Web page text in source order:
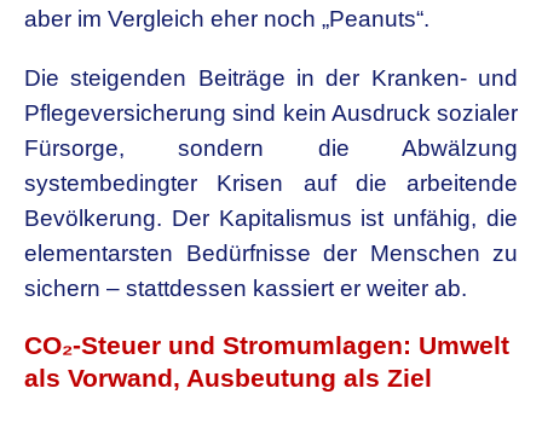
aber im Vergleich eher noch „Peanuts“.
Die steigenden Beiträge in der Kranken- und
Pflegeversicherung sind kein Ausdruck sozialer
Fürsorge, sondern die Abwälzung
systembedingter Krisen auf die arbeitende
Bevölkerung. Der Kapitalismus ist unfähig, die
elementarsten Bedürfnisse der Menschen zu
sichern – stattdessen kassiert er weiter ab.
CO₂-Steuer und Stromumlagen: Umwelt
als Vorwand, Ausbeutung als Ziel